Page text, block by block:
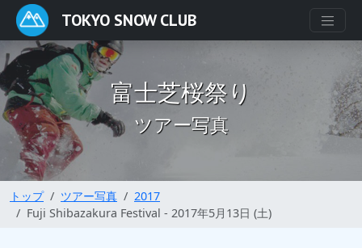
TOKYO SNOW CLUB
富士芝桜祭り
ツアー写真
トップ ツアー写真
2017
Fuji Shibazakura Festival - 2017年5月13日 (土)